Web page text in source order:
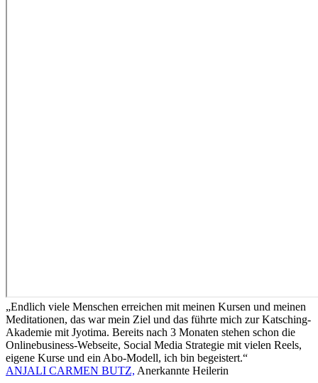
„Endlich viele Menschen erreichen mit meinen Kursen und meinen
Meditationen, das war mein Ziel und das führte mich zur Katsching-
Akademie mit Jyotima. Bereits nach 3 Monaten stehen schon die
Onlinebusiness-Webseite, Social Media Strategie mit vielen Reels,
eigene Kurse und ein Abo-Modell, ich bin begeistert.“
ANJALI CARMEN BUTZ, Anerkannte Heilerin